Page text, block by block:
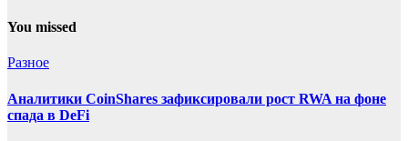
You missed
Разное
Аналитики CoinShares зафиксировали рост RWA на фоне
спада в DeFi